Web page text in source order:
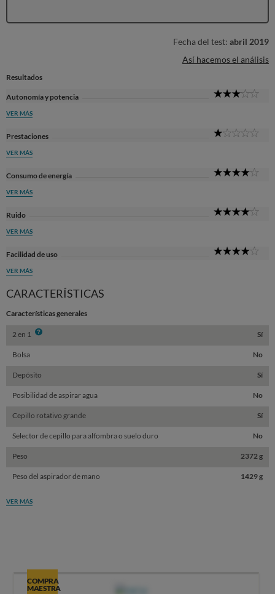
Fecha del test: abril 2019
Así hacemos el análisis
Resultados
Autonomía y potencia
VER MÁS
Prestaciones
VER MÁS
Consumo de energía
VER MÁS
Ruido
VER MÁS
Facilidad de uso
VER MÁS
CARACTERÍSTICAS
Características generales
2 en 1 Info Sí
Bolsa No
Depósito Sí
Posibilidad de aspirar agua No
Cepillo rotativo grande Sí
Selector de cepillo para alfombra o suelo duro No
Peso 2372 g
Peso del aspirador de mano 1429 g
VER MÁS
COMPRA
MAESTRA